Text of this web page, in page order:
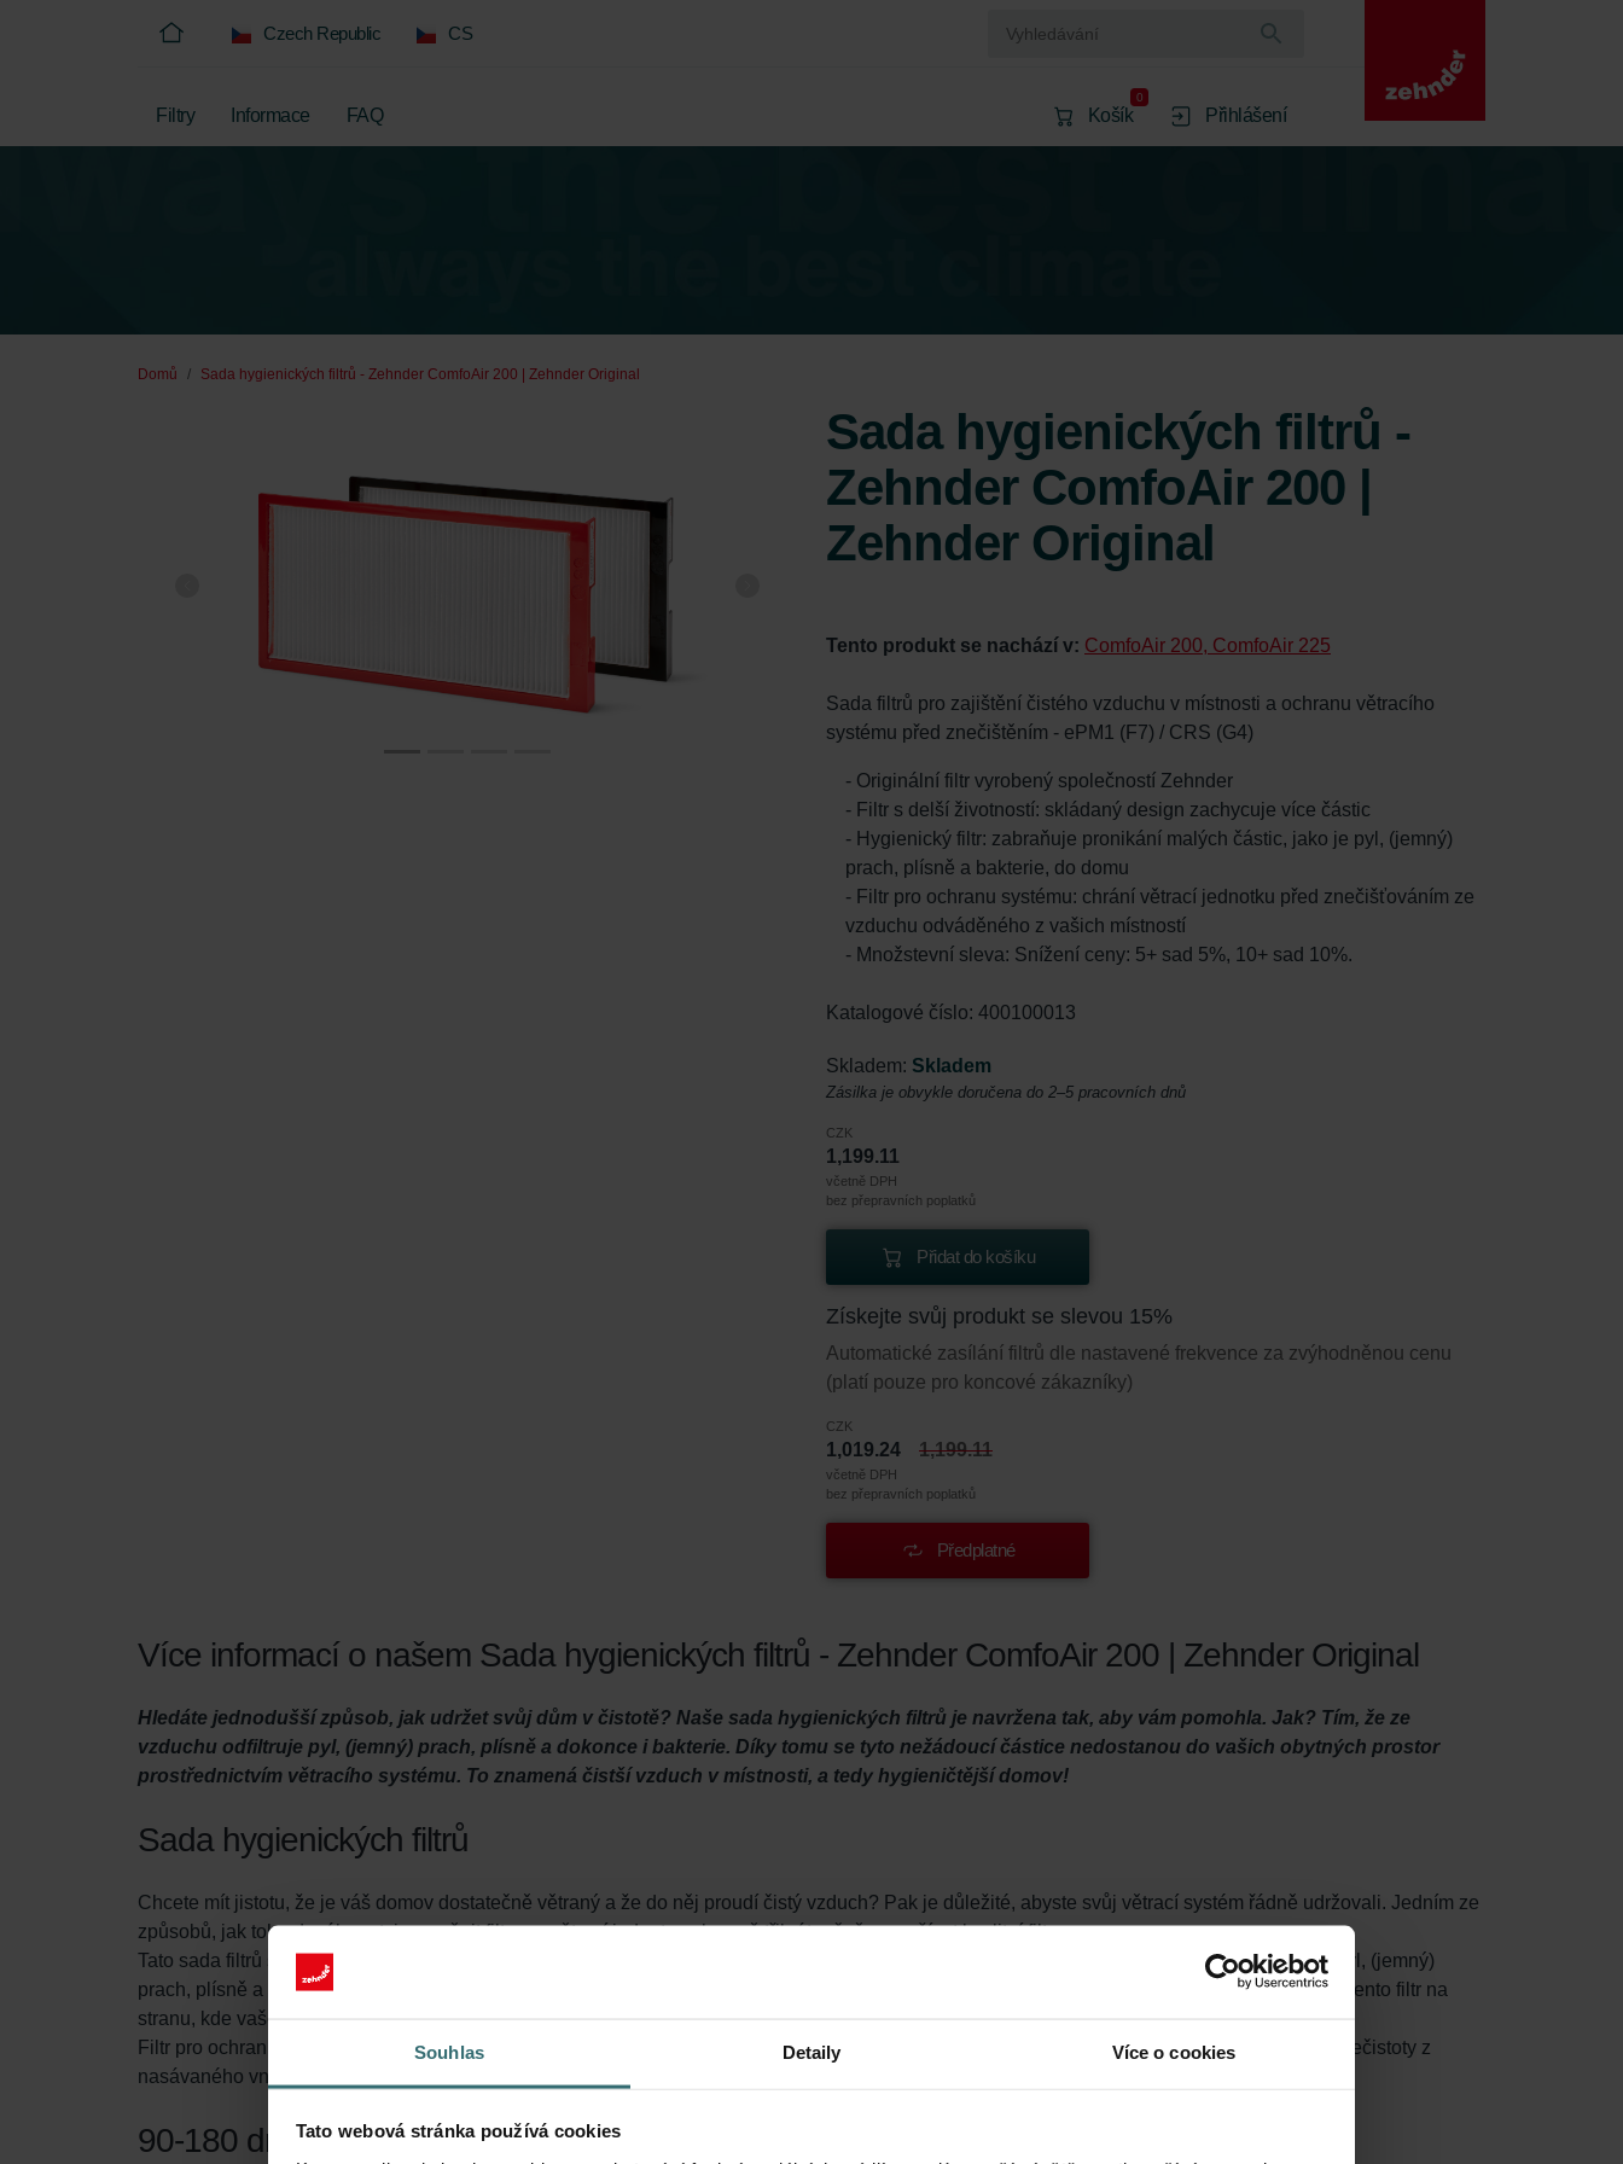
Souhlas Detaily Více o cookies
Tato webová stránka používá cookies
Czech Republic CS
Filtry Informace FAQ Košík
0
Přihlášení
Domů Sada hygienických filtrů - Zehnder ComfoAir 200 | Zehnder Original
Sada hygienických filtrů -
Zehnder ComfoAir 200 |
Zehnder Original
Tento produkt se nachází v: ComfoAir 200, ComfoAir 225
Sada filtrů pro zajištění čistého vzduchu v místnosti a ochranu větracího
systému před znečištěním - ePM1 (F7) / CRS (G4)
- Originální filtr vyrobený společností Zehnder
- Filtr s delší životností: skládaný design zachycuje více částic
- Hygienický filtr: zabraňuje pronikání malých částic, jako je pyl, (jemný)
prach, plísně a bakterie, do domu
- Filtr pro ochranu systému: chrání větrací jednotku před znečišťováním ze
vzduchu odváděného z vašich místností
- Množstevní sleva: Snížení ceny: 5+ sad 5%, 10+ sad 10%.
Katalogové číslo: 400100013
Skladem: Skladem
Zásilka je obvykle doručena do 2–5 pracovních dnů
CZK
1,199.11
včetně DPH
bez přepravních poplatků
Přidat do košíku
Získejte svůj produkt se slevou 15%
Automatické zasílání filtrů dle nastavené frekvence za zvýhodněnou cenu
(platí pouze pro koncové zákazníky)
CZK
1,019.24 1,199.11
včetně DPH
bez přepravních poplatků
Předplatné
Více informací o našem Sada hygienických filtrů - Zehnder ComfoAir 200 | Zehnder Original
Hledáte jednodušší způsob, jak udržet svůj dům v čistotě? Naše sada hygienických filtrů je navržena tak, aby vám pomohla. Jak? Tím, že ze
vzduchu odfiltruje pyl, (jemný) prach, plísně a dokonce i bakterie. Díky tomu se tyto nežádoucí částice nedostanou do vašich obytných prostor
prostřednictvím větracího systému. To znamená čistší vzduch v místnosti, a tedy hygieničtější domov!
Sada hygienických filtrů
Chcete mít jistotu, že je váš domov dostatečně větraný a že do něj proudí čistý vzduch? Pak je důležité, abyste svůj větrací systém řádně udržovali. Jedním ze
způsobů, jak toho dosáhnout, je vyměnit filtry ve větrací jednotce alespoň třikrát ročně a používat kvalitní filtry.
Tato sada filtrů slouží ke dvěma účelům. Za prvé, hygienický filtr zajišťuje zdravý a čistý vzduch v interiéru tím, že filtruje malé částice, jako je pyl, (jemný)
prach, plísně a dokonce i bakterie, z čerstvého venkovního vzduchu dříve, než se dostane do vašich obytných prostor. Je důležité nainstalovat tento filtr na
stranu, kde vaše větrací jednotka nasává čerstvý venkovní vzduch.
Filtr pro ochranu systému (je součástí této sady filtrů) navíc zabraňuje tomu, aby se ve vaší větrací jednotce Zehnder ComfoAir 200 hromadily nečistoty z
nasávaného vnitřního vzduchu. Tím se prodlužuje životnost vašeho systému, jednotka zůstává tichá a snižuje se spotřeba energie.
90-180 dní ochrany